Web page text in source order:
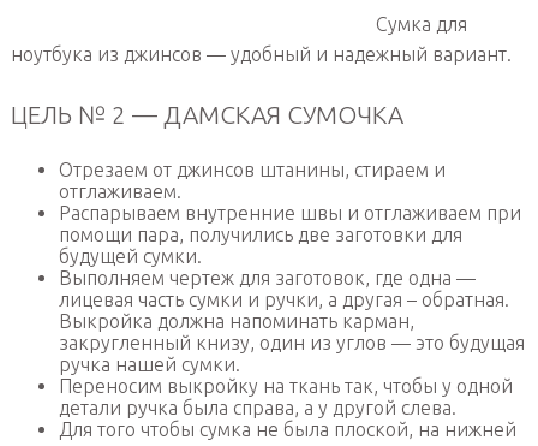
Сумка для
ноутбука из джинсов — удобный и надежный вариант.
ЦЕЛЬ № 2 — ДАМСКАЯ СУМОЧКА
Отрезаем от джинсов штанины, стираем и
отглаживаем.
Распарываем внутренние швы и отглаживаем при
помощи пара, получились две заготовки для
будущей сумки.
Выполняем чертеж для заготовок, где одна —
лицевая часть сумки и ручки, а другая – обратная.
Выкройка должна напоминать карман,
закругленный книзу, один из углов — это будущая
ручка нашей сумки.
Переносим выкройку на ткань так, чтобы у одной
детали ручка была справа, а у другой слева.
Для того чтобы сумка не была плоской, на нижней